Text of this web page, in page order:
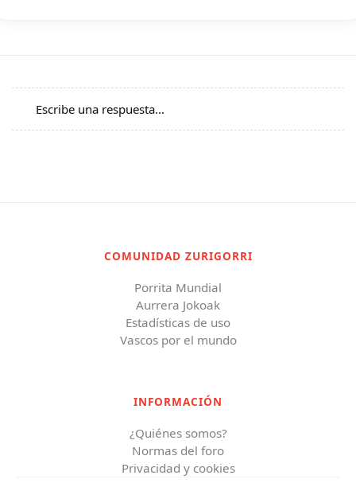
Escribe una respuesta...
COMUNIDAD ZURIGORRI
Porrita Mundial
Aurrera Jokoak
Estadísticas de uso
Vascos por el mundo
INFORMACIÓN
¿Quiénes somos?
Normas del foro
Privacidad y cookies